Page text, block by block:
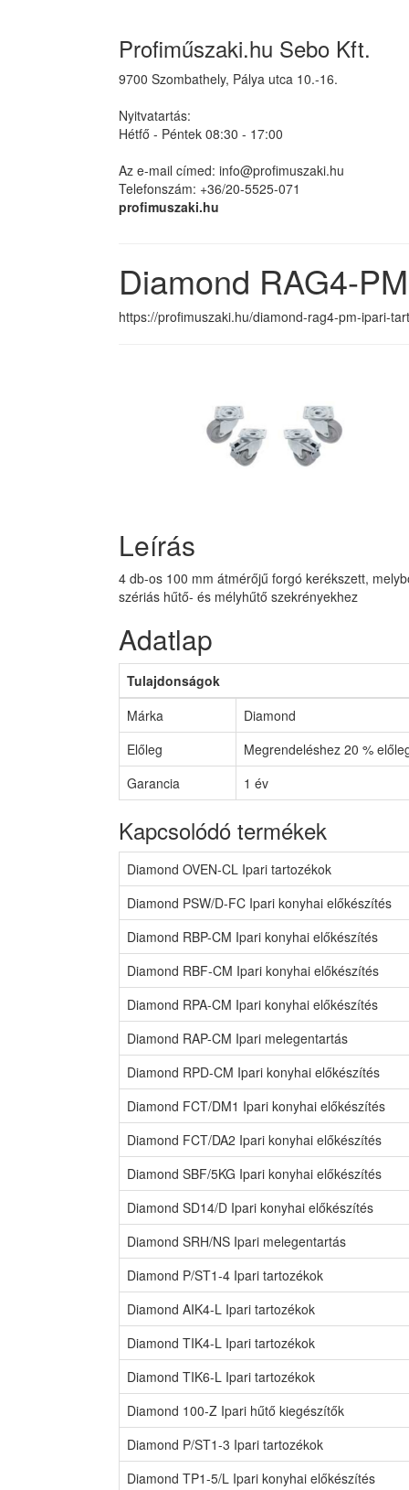
Profiműszaki.hu Sebo Kft.
9700 Szombathely, Pálya utca 10.-16.
Nyitvatartás:
Hétfő - Péntek 08:30 - 17:00
Az e-mail címed: info@profimuszaki.hu
Telefonszám: +36/20-5525-071
profimuszaki.hu
Diamond RAG4-
https://profimuszaki.hu/diamond-rag4-pm-ipari-
Leírás
4 db-os 100 mm átmérőjű forgó kerékszett,
szériás hűtő- és mélyhűtő szekrényekhez
Adatlap
Tulajdonságok
Márka
Diamond
Előleg
Megrendeléshez 20 %
Garancia
1 év
Kapcsolódó termékek
Diamond OVEN-CL Ipari tartozékok
Diamond PSW/D-FC Ipari konyhai előkészítés
Diamond RBP-CM Ipari konyhai előkészítés
Diamond RBF-CM Ipari konyhai előkészítés
Diamond RPA-CM Ipari konyhai előkészítés
Diamond RAP-CM Ipari melegentartás
Diamond RPD-CM Ipari konyhai előkészítés
Diamond FCT/DM1 Ipari konyhai előkészítés
Diamond FCT/DA2 Ipari konyhai előkészítés
Diamond SBF/5KG Ipari konyhai előkészítés
Diamond SD14/D Ipari konyhai előkészítés
Diamond SRH/NS Ipari melegentartás
Diamond P/ST1-4 Ipari tartozékok
Diamond AIK4-L Ipari tartozékok
Diamond TIK4-L Ipari tartozékok
Diamond TIK6-L Ipari tartozékok
Diamond 100-Z Ipari hűtő kiegészítők
Diamond P/ST1-3 Ipari tartozékok
Diamond TP1-5/L Ipari konyhai előkészítés